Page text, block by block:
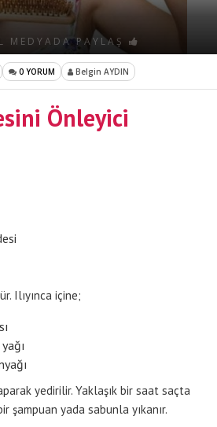
MEDYADA PAYLAŞ
0 YORUM Belgin AYDIN
Önleyici
Ilıyınca içine;
yedirilir. Yaklaşık bir saat saçta
şampuan yada sabunla yıkanır.